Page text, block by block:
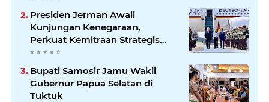
Presiden Jerman Awali
Kunjungan Kenegaraan,
Perkuat Kemitraan Strategis
Indonesia–Jerman
Bupati Samosir Jamu Wakil
Gubernur Papua Selatan di
Tuktuk